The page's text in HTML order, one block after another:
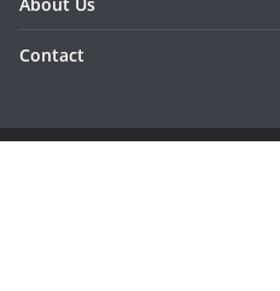
Contact